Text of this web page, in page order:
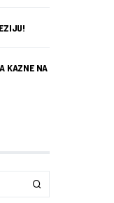
KAZNE NA